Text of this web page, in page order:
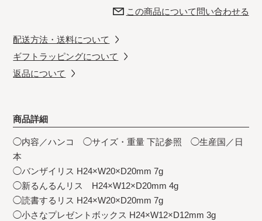
この商品について問い合わせる
配送方法・送料について
ギフトラッピングについて
返品について
商品詳細
◯内容／ハンコ ◯サイズ・重量 下記参照 ◯生産国／日
本
◯バンザイリス H24×W20×D20mm 7g
◯新るんるんリス H24×W12×D20mm 4g
◯読書するリス H24×W20×D20mm 7g
◯小さなプレゼントボックス H24×W12×D12mm 3g